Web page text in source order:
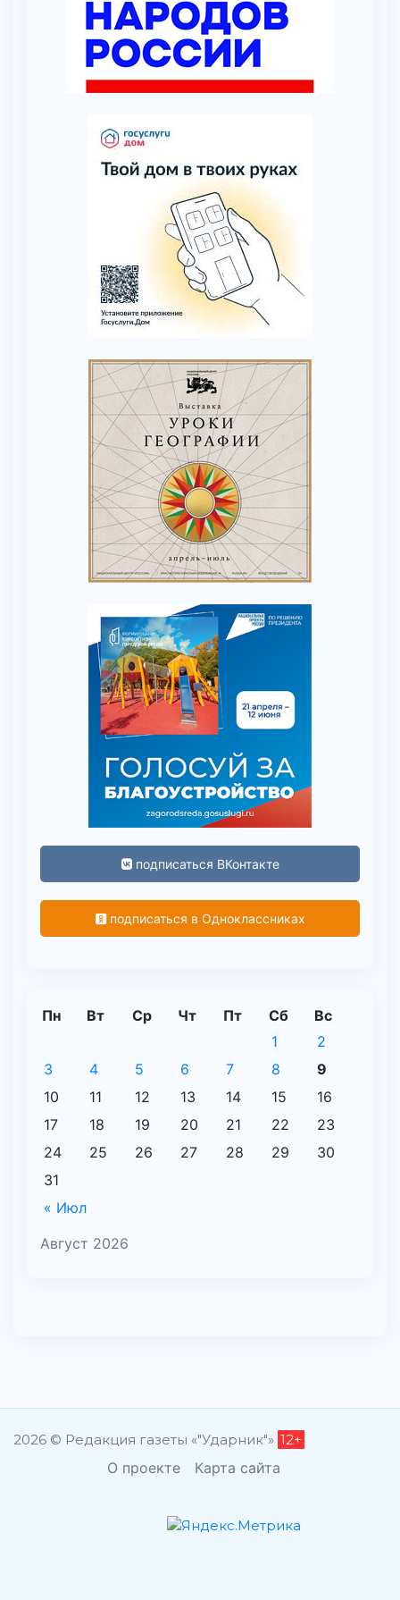
подписаться ВКонтакте
подписаться в Одноклассниках
Август 2026
Пн Вт Ср Чт Пт Сб Вс
« Июл
1
2
3
4 5 6 7 8
9
10
11 12 13 14 15
16
17
18 19 20 21 22
23
24
25 26 27 28 29
30
31
2026 © Редакция газеты «"Ударник"» 12+
О проекте Карта сайта